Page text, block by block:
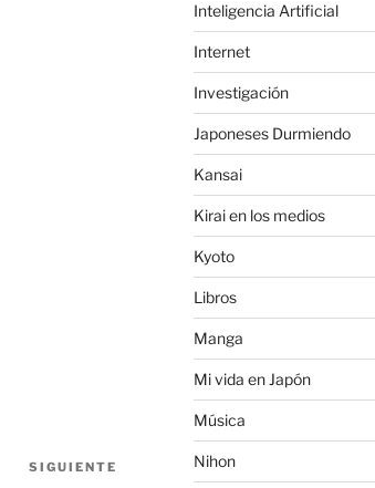
Siguiente
SIGUIENTE
Inteligencia Artificial
Internet
Investigación
Japoneses Durmiendo
Kansai
Kirai en los medios
Kyoto
Libros
Manga
Mi vida en Japón
Música
Nihon